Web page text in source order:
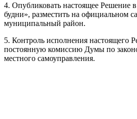
4. Опубликовать настоящее Решение
будни», разместить на официальном
муниципальный район.
5. Контроль исполнения настоящего
постоянную комиссию Думы по
местного самоуправления.